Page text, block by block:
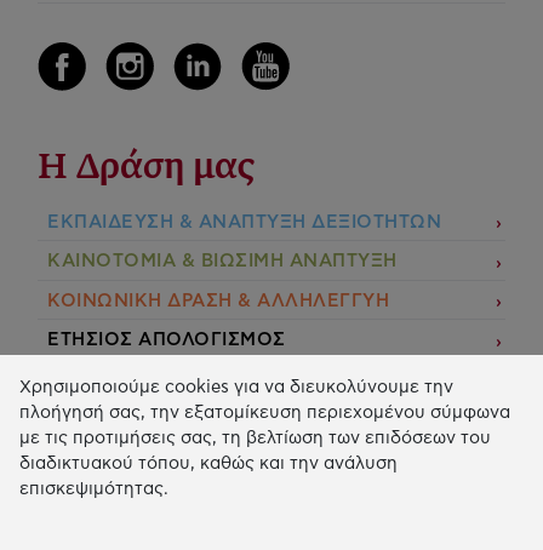
Η Δράση μας
ΕΚΠΑIΔΕΥΣΗ & ΑΝΑΠΤΥΞΗ ΔΕΞΙΟΤΗΤΩΝ
ΚΑΙΝΟΤΟΜΙΑ & ΒΙΩΣΙΜΗ ΑΝΑΠΤΥΞΗ
ΚΟΙΝΩΝΙΚΗ ΔΡΑΣΗ & ΑΛΛΗΛΕΓΓΥΗ
ΕΤΗΣΙΟΣ ΑΠΟΛΟΓΙΣΜΟΣ
E-LIBRARY
ΧΡΗΜΑΤΟΔΟΤΗΣΕΙΣ
ΑΙΤΗΣΗ ΧΡΗΜΑΤΟΔΟΤΗΣΗΣ
Χρησιμοποιούμε cookies για να διευκολύνουμε την
πλοήγησή σας, την εξατομίκευση περιεχομένου σύμφωνα
με τις προτιμήσεις σας, τη βελτίωση των επιδόσεων του
διαδικτυακού τόπου, καθώς και την ανάλυση
επισκεψιμότητας.